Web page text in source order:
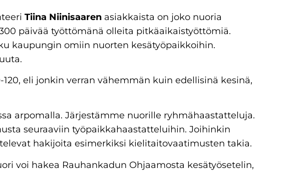
Tiina Niinisaaren asiakkaista on joko nuoria
päivää työttömänä olleita pitkäaikaistyöttömiä.
kaupungin omiin nuorten kesätyöpaikkoihin.
120, eli jonkin verran vähemmän kuin edellisinä kesinä,
arpomalla. Järjestämme nuorille ryhmähaastatteluja.
seuraaviin työpaikkahaastatteluihin. Joihinkin
hakijoita esimerkiksi kielitaitovaatimusten takia.
voi hakea Rauhankadun Ohjaamosta kesätyösetelin,